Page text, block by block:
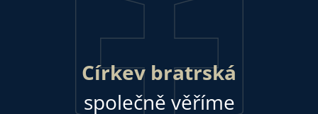
Církev bratrská
společně věříme